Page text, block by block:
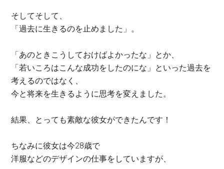
そしてそして、
「過去に生きるのを止めました」。
「あのときこうしておけばよかったな」とか、
「若いころはこんな成功をしたのにな」といった過去を
考えるのではなく、
今と将来を生きるように思考を変えました。
結果、とっても素敵な彼女ができたんです！
ちなみに彼女は今28歳で
洋服などのデザインの仕事をしていますが、